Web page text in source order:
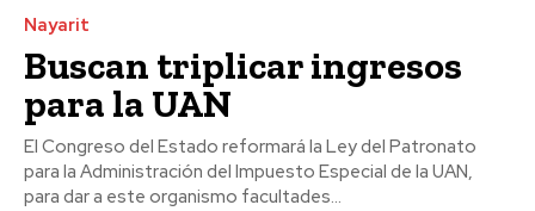
Nayarit
Buscan triplicar ingresos
para la UAN
El Congreso del Estado reformará la Ley del Patronato
para la Administración del Impuesto Especial de la UAN,
para dar a este organismo facultades...